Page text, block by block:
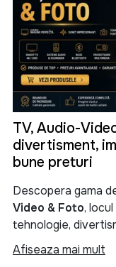
TV, Audio-
divertisment,
bune preturi
Descopera gama
Video & Foto,
tehnologie,
categorie gasesti
performante,
Afiseaza mai mult